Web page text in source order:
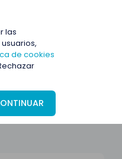
las
de cookies